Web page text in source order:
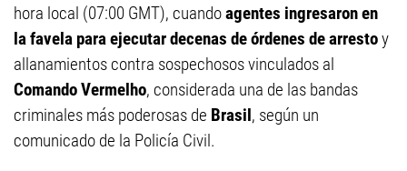
hora local (07:00 GMT), cuandoagentes ingresaron en
la favela para ejecutar decenas de órdenes de arrestoy
allanamientos contra sospechosos vinculados al
Comando Vermelho, considerada una de las bandas
criminales más poderosas de Brasil, según un
comunicado de la Policía Civil.